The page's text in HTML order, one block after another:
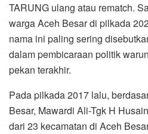
c
e
b
o
o
i
t
t
e
r
a
t
s
A
p
n
e
l
e
g
r
a
i
l
TARUNG ulang atau rematch.
warga Aceh Besar di pilkada
nama ini paling sering
dalam pembicaraan politik
pekan terakhir.
Pada pilkada 2017 lalu,
Besar, Mawardi Ali-Tgk H
dari 23 kecamatan di Aceh